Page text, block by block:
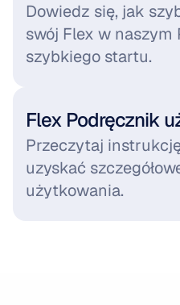
Dowiedz się, jak
swój Flex w naszym
szybkiego startu.
Flex Podręcznik
Przeczytaj
uzyskać
użytkowania.